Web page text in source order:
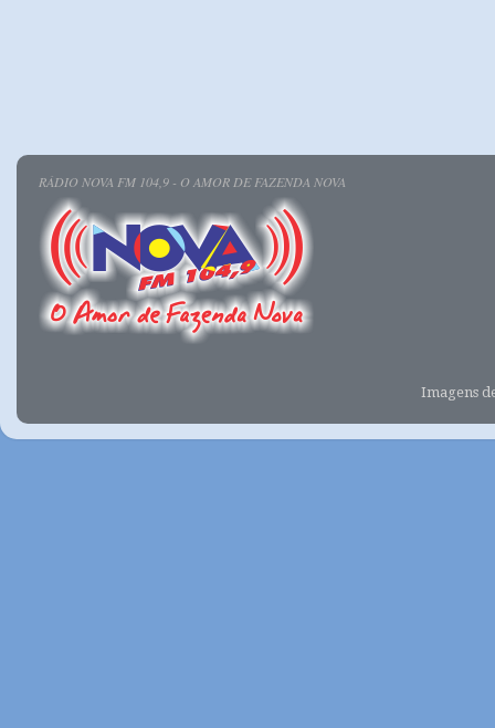
RÁDIO NOVA FM 104,9 - O AMOR DE FAZENDA NOVA
Imagens